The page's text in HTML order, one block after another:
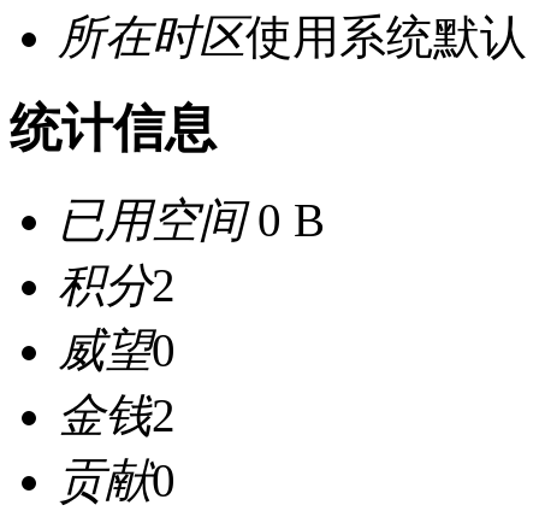
所在时区使用系统默认
统计信息
已用空间0 B
积分2
威望0
金钱2
贡献0